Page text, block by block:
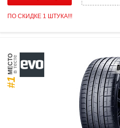
ПО СКИДКЕ 1 ШТУКА!!!
#1
МЕСТОв тесте